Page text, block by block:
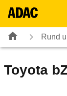
Rund
Toyota